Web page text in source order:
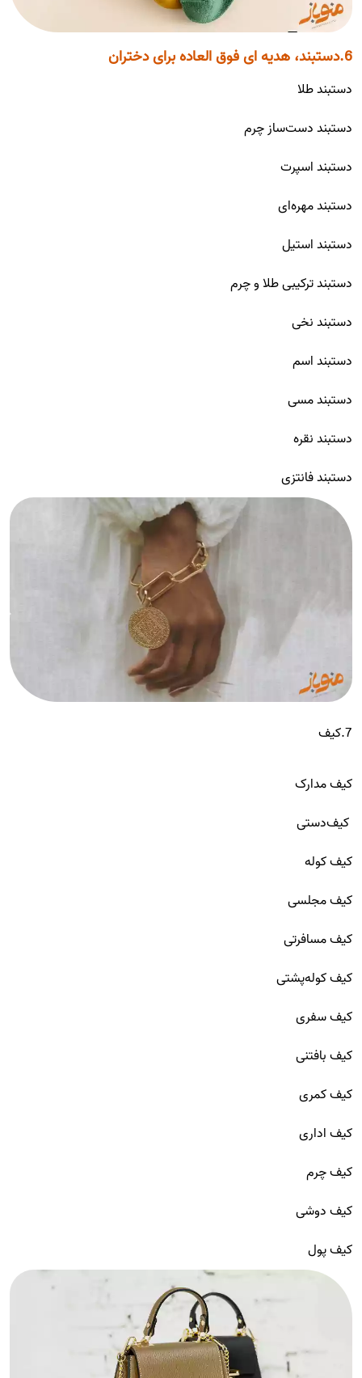
6.دستبند، هدیه ای فوق العاده برای دختران
دستبند طلا
دستبند دست‌ساز چرم
دستبند اسپرت
دستبند مهره‌ای
دستبند استیل
دستبند ترکیبی طلا و چرم
دستبند نخی
دستبند اسم
دستبند مسی
دستبند نقره
دستبند فانتزی
7.کیف
کیف مدارک
کیف‌دستی
کیف کوله
کیف مجلسی
کیف مسافرتی
کیف کوله‌پشتی
کیف سفری
کیف بافتنی
کیف کمری
کیف اداری
کیف چرم
کیف دوشی
کیف پول